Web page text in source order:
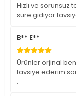
Hızlı ve
süre gidiyor
B** E**
Ürünler orjinal
tavsiye ederim
.